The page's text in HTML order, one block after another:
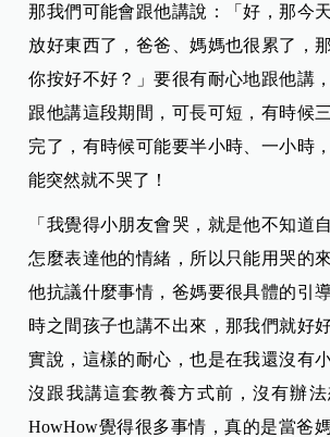
那我們可能會跟他講說：「好，那今
放好東西了，爸爸、媽媽也很累了，
你按好不好？」要很有耐心地跟他講
跟他講這段期間，可長可短，有時候
完了，有時候可能要半小時、一小時
能突然就不哭了！
「我覺得小朋友會哭，就是他不知道
怎麼表達他的情緒，所以只能用哭的
他抗議什麼事情，爸媽要很具體的引
時之間孩子也講不出來，那我們就好
實說，這樣的耐心，也是在我還沒有
沒跟我講這套教養方式前，沒有辦法
HowHow覺得很多事情，真的是當爸